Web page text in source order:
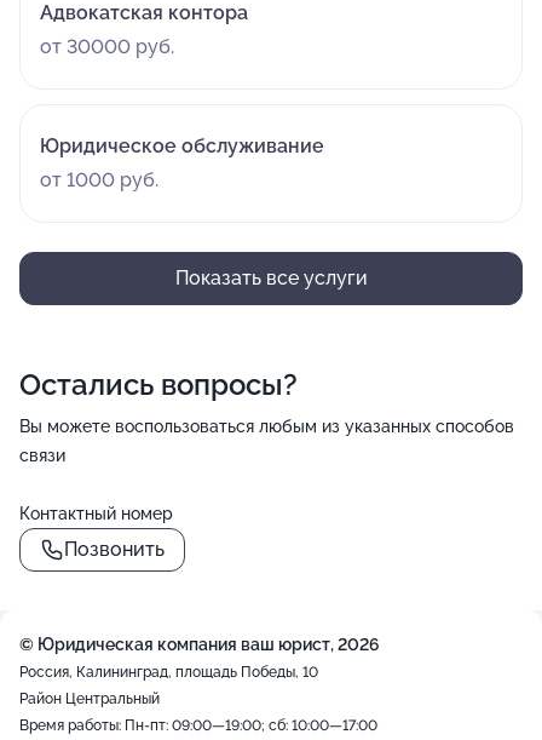
Адвокатская контора
от 30000 руб.
Юридическое обслуживание
от 1000 руб.
Показать все услуги
Остались вопросы?
Вы можете воспользоваться любым из указанных способов
связи
Контактный номер
Позвонить
© Юридическая компания ваш юрист, 2026
Россия, Калининград, площадь Победы, 10
Район Центральный
Время работы: Пн-пт: 09:00—19:00; сб: 10:00—17:00